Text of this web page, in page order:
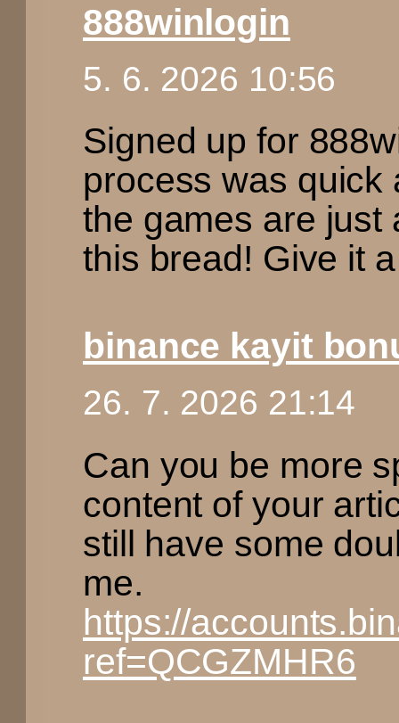
888winlogin
5. 6. 2026 10:56
Signed up for
process was quick
the games are just
this bread! Give it
binance kayit
26. 7. 2026 21:14
Can you be more
content of your
still have some
me.
https://
ref=QCGZMHR6